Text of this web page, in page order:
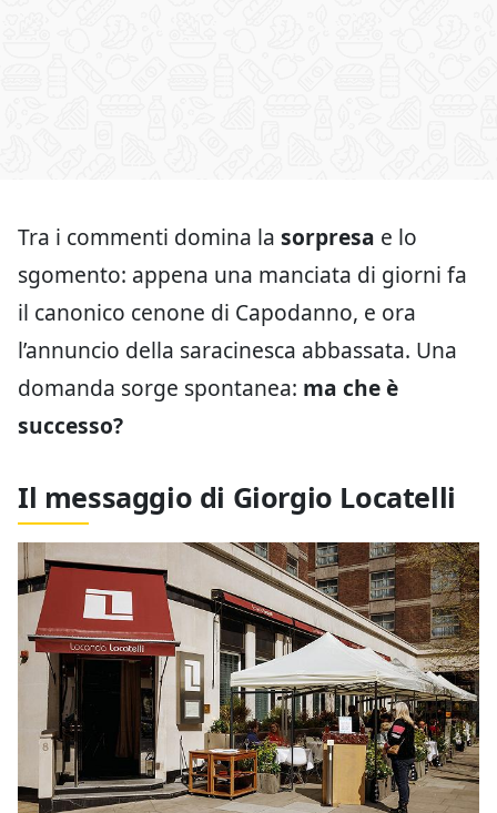
Tra i commenti domina la sorpresa e lo
sgomento: appena una manciata di giorni fa
il canonico cenone di Capodanno, e ora
l’annuncio della saracinesca abbassata. Una
domanda sorge spontanea: ma che è
successo?
Il messaggio di Giorgio Locatelli